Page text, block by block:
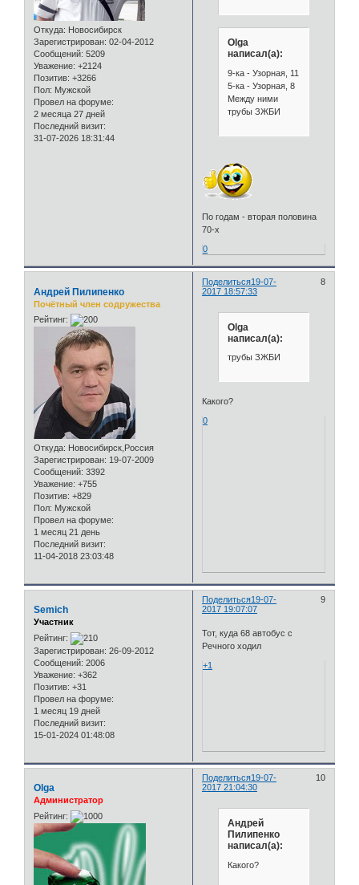
Откуда: Новосибирск
Зарегистрирован: 02-04-2012
Сообщений: 5209
Уважение: +2124
Позитив: +3266
Пол: Мужской
Провел на форуме:
2 месяца 27 дней
Последний визит:
31-07-2026 18:31:44
Olga
написал(а):
9-ка - Узорная, 11
5-ка - Узорная, 8
Между ними
трубы ЗЖБИ
По годам - вторая половина
70-х
0
Поделиться 8
19-07-
2017 18:57:33
Андрей Пилипенко
Почётный член содружества
Рейтинг:
Откуда: Новосибирск,Россия
Зарегистрирован: 19-07-2009
Сообщений: 3392
Уважение: +755
Позитив: +829
Пол: Мужской
Провел на форуме:
1 месяц 21 день
Последний визит:
11-04-2018 23:03:48
Olga
написал(а):
трубы ЗЖБИ
Какого?
0
Поделиться 9
19-07-
2017 19:07:07
Semich
Участник
Рейтинг:
Зарегистрирован: 26-09-2012
Сообщений: 2006
Уважение: +362
Позитив: +31
Провел на форуме:
1 месяц 19 дней
Последний визит:
15-01-2024 01:48:08
Тот, куда 68 автобус с
Речного ходил
+1
Поделиться 10
19-07-
2017 21:04:30
Olga
Администратор
Рейтинг:
Андрей
Пилипенко
написал(а):
Какого?